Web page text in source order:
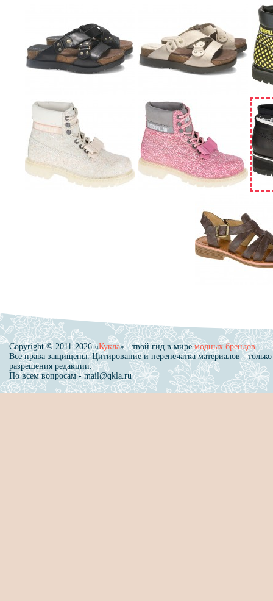
Copyright © 2011-2026 «Кукла» - твой гид в миремодных брендов.
Все права защищены. Цитирование и перепечатка материалов - только
разрешения редакции.
По всем вопросам - mail@qkla.ru